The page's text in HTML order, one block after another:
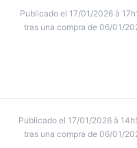
Publicado el 17/01/2026 à
tras una compra de 06/01/
Publicado el 17/01/2026 à
tras una compra de 06/01/